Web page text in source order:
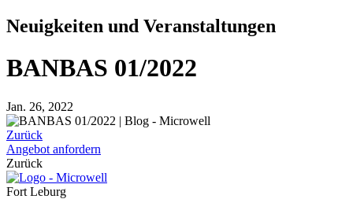
Neuigkeiten und Veranstaltungen
BANBAS 01/2022
Jan. 26, 2022
Zurück
Angebot anfordern
Zurück
Fort Leburg